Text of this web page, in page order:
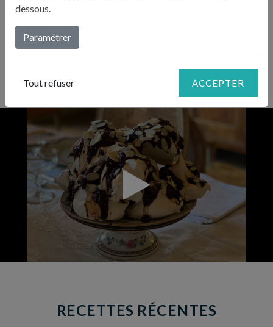
chocolat. Ajoutez les amandes effilées.
RECETTES RÉCENTES
dessous.
Paramétrer
Tout refuser ACCEPTER